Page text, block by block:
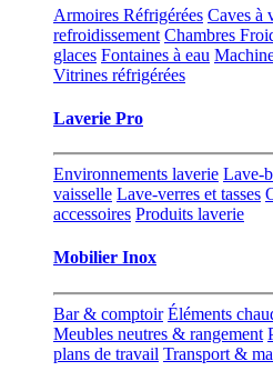
Armoires Réfrigérées Caves à
refroidissement Chambres
glaces Fontaines à eau
Vitrines réfrigérées
Laverie Pro
Environnements laverie Lave-
vaisselle Lave-verres et tasses
accessoires Produits laverie
Mobilier Inox
Bar & comptoir Éléments
Meubles neutres & rangement
plans de travail Transport &